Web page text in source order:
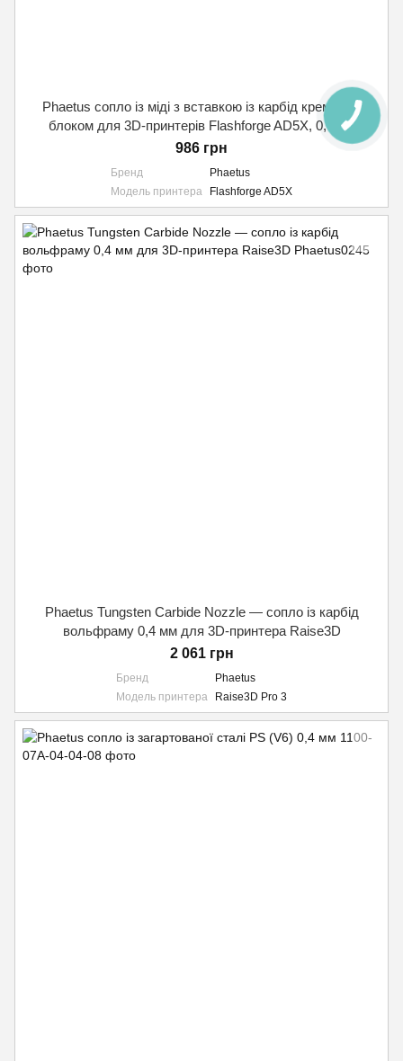
Phaetus сопло із міді з вставкою із карбід кремнію з
блоком для 3D-принтерів Flashforge AD5X, 0,4 мм
986 грн
Бренд
Phaetus
Модель принтера
Flashforge AD5X
Phaetus Tungsten Carbide Nozzle — сопло із карбід
вольфраму 0,4 мм для 3D-принтера Raise3D
2 061 грн
Бренд
Phaetus
Модель принтера
Raise3D Pro 3